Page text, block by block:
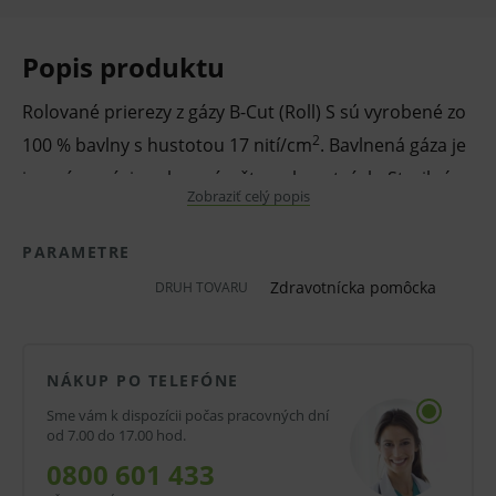
Popis produktu
Rolované prierezy z gázy B-Cut (Roll) S sú vyrobené zo
100 % bavlny s hustotou 17 nití/cm2. Bavlnená gáza je
jemná, savá, je rolovaná v štyroch vrstvách. Sterilné.
Rolované prírezy z gázy (longety) majú široké využitie
a sú vhodné pre základnú lekársku starostlivosť.
100 % bavlna.
Jemná, savá.
Zobraziť celý popis
PARAMETRE
DRUH TOVARU Zdravotnícka pomôcka
NÁKUP PO TELEFÓNE
Sme vám k dispozícii počas pracovných dní
od 7.00 do 17.00 hod.
0800 601 433